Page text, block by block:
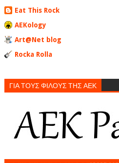
Eat This Rock
AEKology
Art@Net blog
Rocka Rolla
ΓΙΑ ΤΟΥΣ ΦΙΛΟΥΣ ΤΗΣ ΑΕΚ